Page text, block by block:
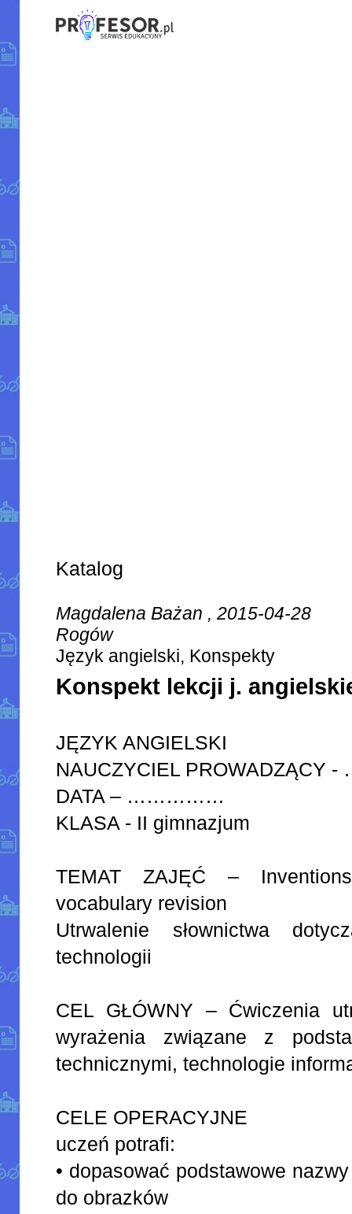
Katalog
Magdalena Bażan , 2015-04-28
Rogów
Język angielski, Konspekty
Konspekt lekcji j.
JĘZYK ANGIELSKI
NAUCZYCIEL
DATA – ……………
KLASA - II gimnazjum
TEMAT ZAJĘĆ –
vocabulary revision
Utrwalenie słownictwa
technologii
CEL GŁÓWNY – Ćwiczenia
wyrażenia związane z
technicznymi, technologie
CELE OPERACYJNE
uczeń potrafi:
• dopasować podstawowe
do obrazków